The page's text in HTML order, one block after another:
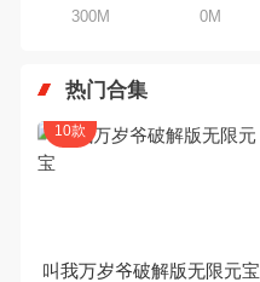
300M 0M
热门合集
叫我万岁爷破解版无限元宝
10款